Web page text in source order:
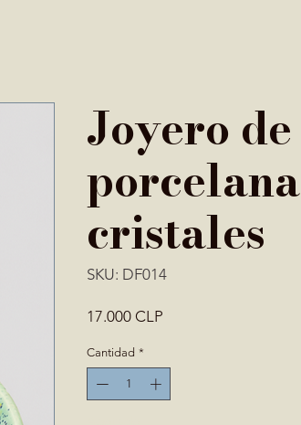
Joyero de
porcelana
cristales
SKU: DF014
17.000 CLP
Cantidad *